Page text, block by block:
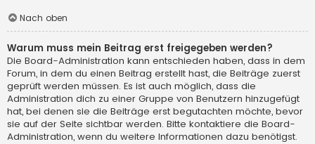
Nach oben
Warum muss mein Beitrag erst freigegeben werden?
Die Board-Administration kann entschieden haben, dass in dem
Forum, in dem du einen Beitrag erstellt hast, die Beiträge zuerst
geprüft werden müssen. Es ist auch möglich, dass die
Administration dich zu einer Gruppe von Benutzern hinzugefügt
hat, bei denen sie die Beiträge erst begutachten möchte, bevor
sie auf der Seite sichtbar werden. Bitte kontaktiere die Board-
Administration, wenn du weitere Informationen dazu benötigst.